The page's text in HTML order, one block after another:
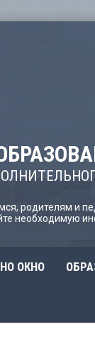
родителям и
необходимую
ОКНО